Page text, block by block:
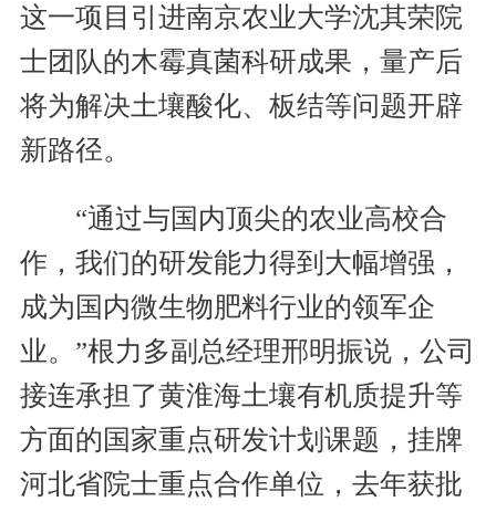
这一项目引进南京农业大学沈其荣院
士团队的木霉真菌科研成果，量产后
将为解决土壤酸化、板结等问题开辟
新路径。
“通过与国内顶尖的农业高校合
作，我们的研发能力得到大幅增强，
成为国内微生物肥料行业的领军企
业。”根力多副总经理邢明振说，公司
接连承担了黄淮海土壤有机质提升等
方面的国家重点研发计划课题，挂牌
河北省院士重点合作单位，去年获批